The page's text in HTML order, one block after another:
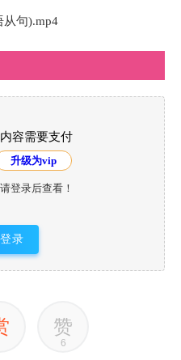
句).mp4
容需要支付
升级为vip
登录后查看！
录
赞
6